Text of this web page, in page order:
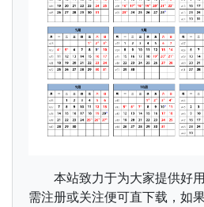
本站致力于为大家提供好
需注册或关注便可直下载，如